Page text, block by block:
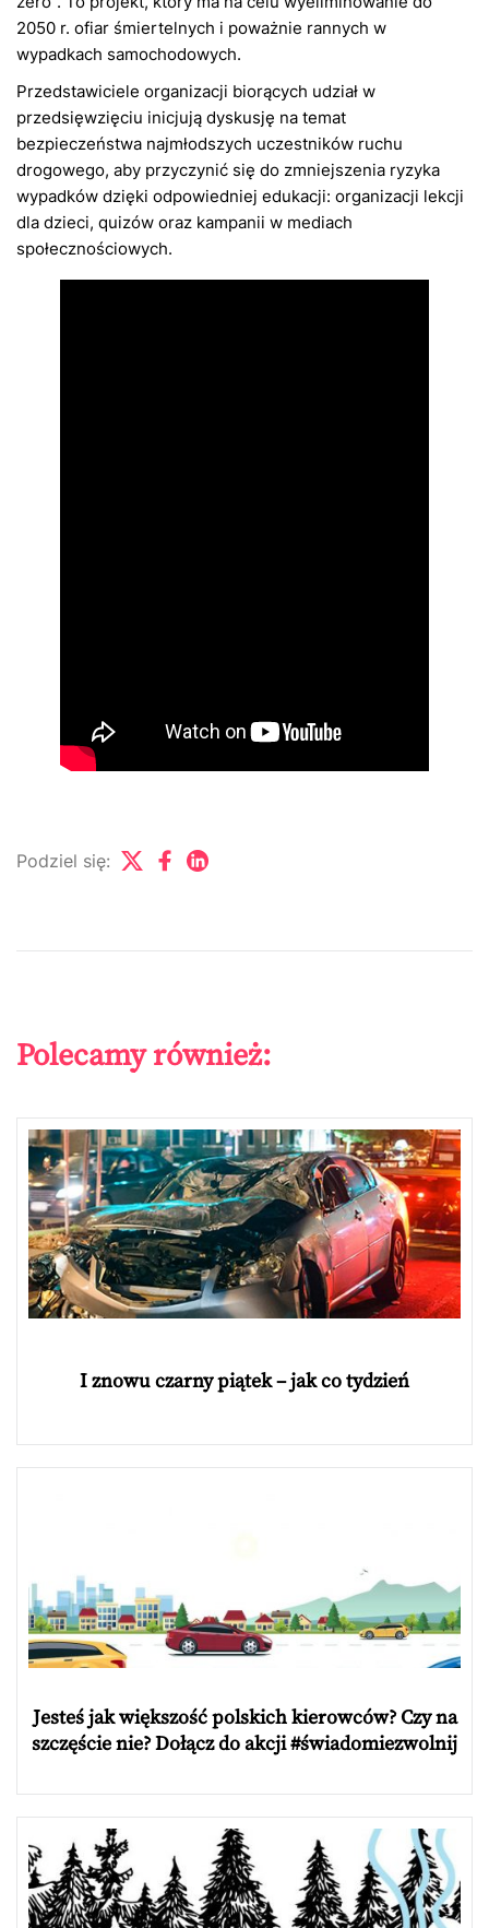
2050 r. ofiar śmiertelnych i poważnie rannych w
wypadkach samochodowych.
Przedstawiciele organizacji biorących udział w
przedsięwzięciu inicjują dyskusję na temat
bezpieczeństwa najmłodszych uczestników ruchu
drogowego, aby przyczynić się do zmniejszenia ryzyka
wypadków dzięki odpowiedniej edukacji: organizacji lekcji
dla dzieci, quizów oraz kampanii w mediach
społecznościowych.
Podziel się:
Polecamy również:
I znowu czarny piątek – jak co tydzień
Jesteś jak większość polskich kierowców? Czy na
szczęście nie? Dołącz do akcji #świadomiezwolnij